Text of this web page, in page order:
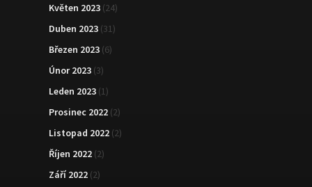
Květen 2023 (24)
Duben 2023 (31)
Březen 2023 (6)
Únor 2023 (3)
Leden 2023 (1)
Prosinec 2022 (2)
Listopad 2022 (2)
Říjen 2022 (2)
Září 2022 (2)